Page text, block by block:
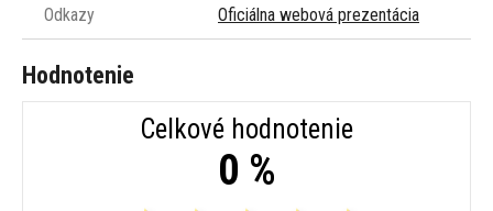
Odkazy Oficiálna webová prezentácia
Hodnotenie
Celkové hodnotenie
0 %